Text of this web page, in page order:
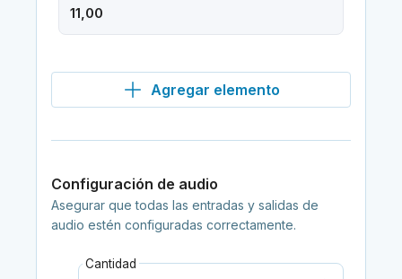
Agregar elemento
Configuración de audio
Asegurar que todas las entradas y salidas de
audio estén configuradas correctamente.
Cantidad